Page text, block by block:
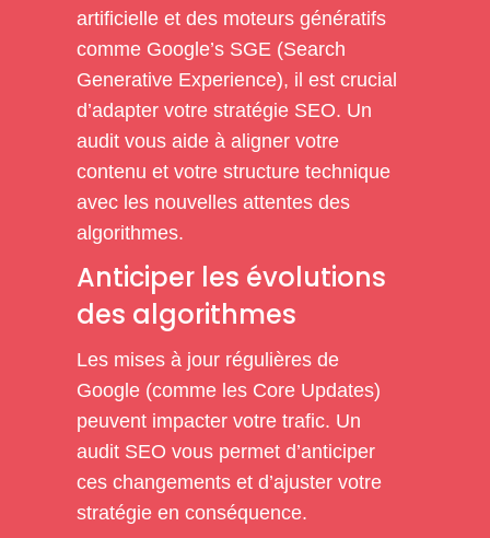
artificielle et des moteurs génératifs
comme Google’s SGE (Search
Generative Experience), il est crucial
d’adapter votre stratégie SEO. Un
audit vous aide à aligner votre
contenu et votre structure technique
avec les nouvelles attentes des
algorithmes.
Anticiper les évolutions
des algorithmes
Les mises à jour régulières de
Google (comme les Core Updates)
peuvent impacter votre trafic. Un
audit SEO vous permet d’anticiper
ces changements et d’ajuster votre
stratégie en conséquence.